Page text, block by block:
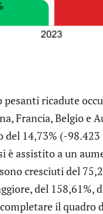
ricadute
Francia, Belgio e
14,73% (-98.423
è assistito a un
cresciuti del
del 158,61%,
il quadro